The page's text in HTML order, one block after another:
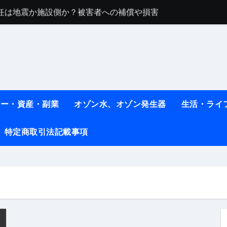
地震か施設側か？被害者への補償や損害賠償をわかりやす
コレ！ #医療ダイエット
#shots
本当に効果ある？ #エクササイズ
・資産・副業 オゾン水、オゾン発生器 生活・ライ
特定商取引法記載事項